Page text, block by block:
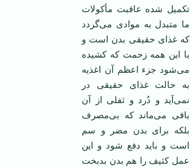
تکمیل شده عاقبت مأکولات
ما متبدل به موادی می‌گردد
که غذای حقیقی بدن است و
با این همه زحمت که کشیده
می‌شود جزء اعظم آن اغذیه
به حالت غذای حقیقی در
نمی‌آید و دُرد و ثفلی از آن
باقی می‌ماند که بی‌مصرف
بلکه برای بدن مضر و سم
است و باید دفع شود و این
عمل کثیف را هم بدن بدبخت